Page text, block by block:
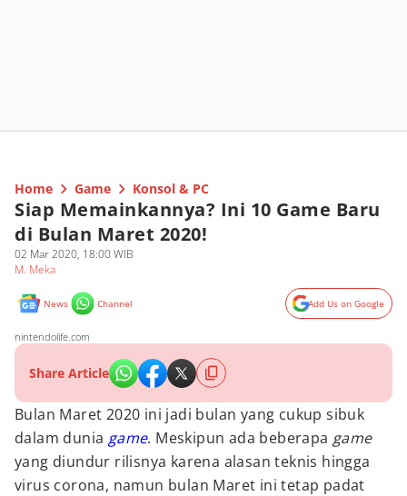
Home Game Konsol & PC
Siap Memainkannya? Ini 10 Game Baru
di Bulan Maret 2020!
02 Mar 2020, 18:00 WIB
M. Meka
News Channel Add Us on Google
nintendolife.com
Share Article
Bulan Maret 2020 ini jadi bulan yang cukup sibuk
dalam dunia game. Meskipun ada beberapa game
yang diundur rilisnya karena alasan teknis hingga
virus corona, namun bulan Maret ini tetap padat